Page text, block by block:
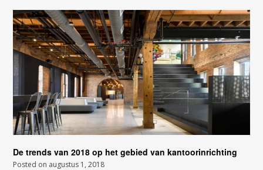
De trends van 2018 op het gebied van kantoorinrichting
Posted on augustus 1, 2018